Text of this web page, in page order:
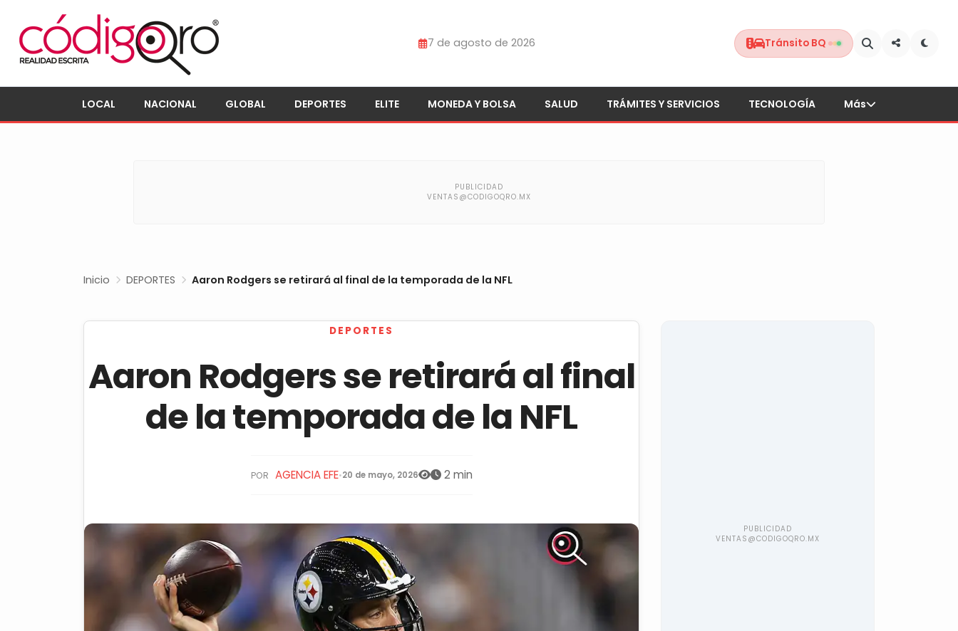
7 de agosto de 2026 Tránsito BQ
LOCAL NACIONAL GLOBAL DEPORTES ELITE MONEDA Y BOLSA SALUD TRÁMITES Y SERVICIOS TECNOLOGÍA Más
Inicio DEPORTES Aaron Rodgers se retirará al final de la temporada de la NFL
DEPORTES
Aaron Rodgers se retirará al final
de la temporada de la NFL
POR AGENCIA EFE•20 de mayo, 2026 2 min